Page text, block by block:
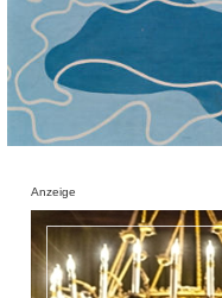
Anzeige